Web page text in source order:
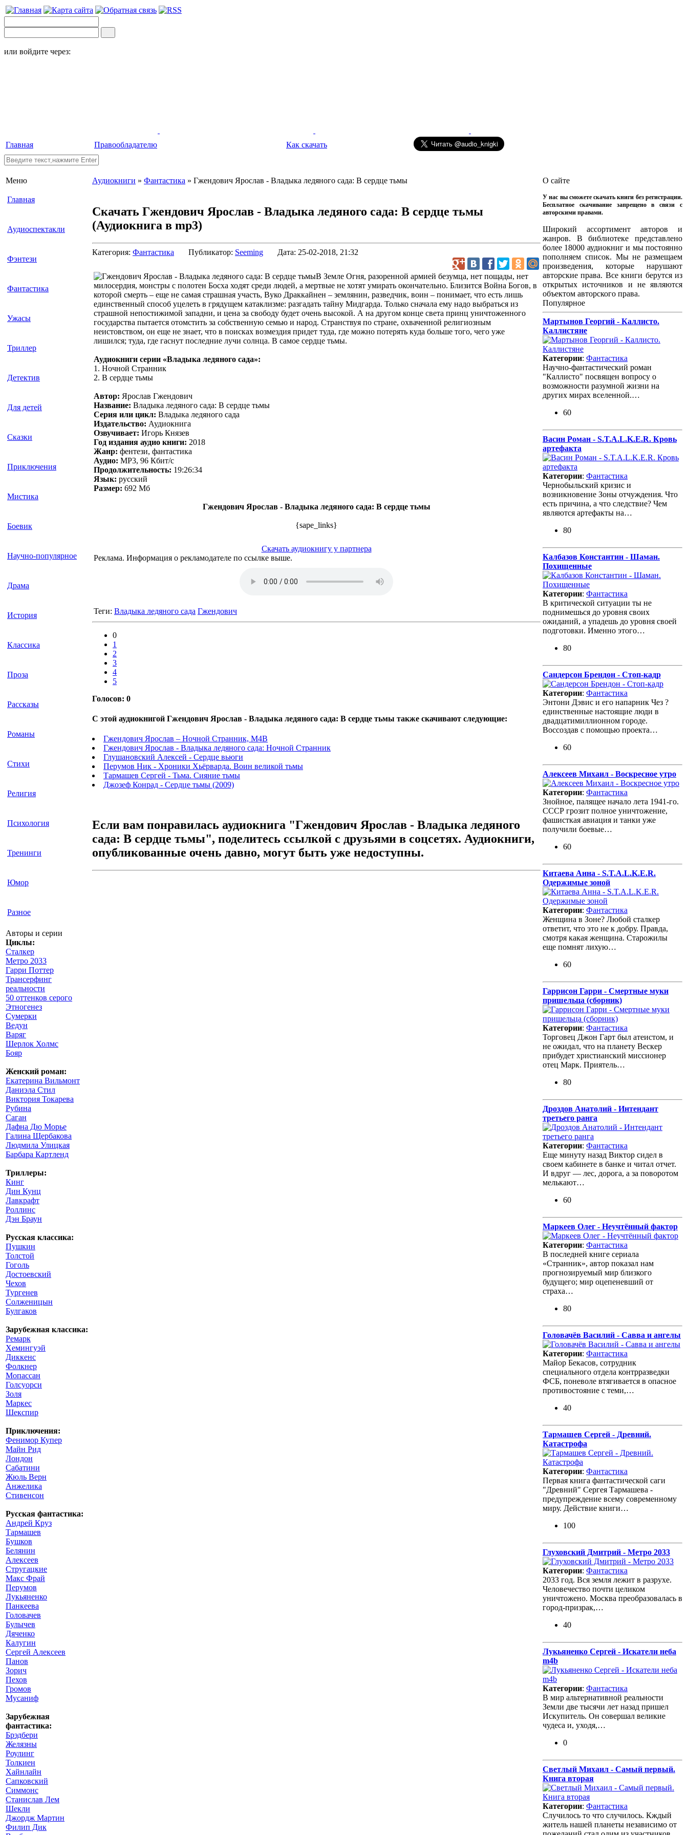
или войдите через:
Главная Правообладателю Как скачать
Меню
Главная
Аудиоспектакли
Фэнтези
Фантастика
Ужасы
Триллер
Детектив
Для детей
Сказки
Приключения
Мистика
Боевик
Научно-популярное
Драма
История
Классика
Проза
Рассказы
Романы
Стихи
Религия
Психология
Тренинги
Юмор
Разное
Авторы и серии
Циклы:
Сталкер
Метро 2033
Гарри Поттер
Трансерфинг
реальности
50 оттенков серого
Этногенез
Сумерки
Ведун
Варяг
Шерлок Холмс
Бояр
Женский роман:
Екатерина Вильмонт
Даниэла Стил
Виктория Токарева
Рубина
Саган
Дафна Дю Морье
Галина Щербакова
Людмила Улицкая
Барбара Картленд
Триллеры:
Кинг
Дин Кунц
Лавкрафт
Роллинс
Дэн Браун
Русская классика:
Пушкин
Толстой
Гоголь
Достоевский
Чехов
Тургенев
Солженицын
Булгаков
Зарубежная классика:
Ремарк
Хемингуэй
Диккенс
Фолкнер
Мопассан
Голсуорси
Золя
Маркес
Шекспир
Приключения:
Фенимор Купер
Майн Рид
Лондон
Сабатини
Жюль Верн
Анжелика
Стивенсон
Русская фантастика:
Андрей Круз
Тармашев
Бушков
Белянин
Алексеев
Стругацкие
Макс Фрай
Перумов
Лукьяненко
Панкеева
Головачев
Булычев
Дяченко
Калугин
Сергей Алексеев
Панов
Зорич
Пехов
Громов
Мусаниф
Зарубежная
фантастика:
Брэдбери
Желязны
Роулинг
Толкиен
Хайнлайн
Сапковский
Симмонс
Станислав Лем
Шекли
Джордж Мартин
Филип Дик
Аудиокниги » Фантастика » Гжендович Ярослав - Владыка ледяного сада: В сердце тьмы
Скачать Гжендович Ярослав - Владыка ледяного сада: В сердце тьмы
(Аудиокнига в mp3)
Категория: Фантастика Публикатор: Seeming Дата: 25-02-2018, 21:32
В Земле Огня, разоренной армией безумца, нет пощады, нет
милосердия, монстры с полотен Босха ходят среди людей, а мертвые не хотят умирать окончательно. Близится Война Богов, в
которой смерть – еще не самая страшная участь, Вуко Драккайнен – землянин, разведчик, воин – понимает, что есть лишь
единственный способ уцелеть в грядущем катаклизме: разгадать тайну Мидгарда. Только сначала ему надо выбраться из
страшной непостижимой западни, и цена за свободу будет очень высокой. А на другом конце света принц уничтоженного
государства пытается отомстить за собственную семью и народ. Странствуя по стране, охваченной религиозным
неистовством, он еще не знает, что в поисках возмездия придет туда, где можно потерять куда больше того, чего уже
лишился; туда, где гаснут последние лучи солнца. В самое сердце тьмы.
Аудиокниги серии «Владыка ледяного сада»:
1. Ночной Странник
2. В сердце тьмы
Автор: Ярослав Гжендович
Название: Владыка ледяного сада: В сердце тьмы
Серия или цикл: Владыка ледяного сада
Издательство: Аудиокнига
Озвучивает: Игорь Князев
Год издания аудио книги: 2018
Жанр: фентези, фантастика
Аудио: MP3, 96 Кбит/с
Продолжительность: 19:26:34
Язык: русский
Размер: 692 Mб
Гжендович Ярослав - Владыка ледяного сада: В сердце тьмы
{sape_links}
Скачать аудиокнигу у партнера
Реклама. Информация о рекламодателе по ссылке выше.
Теги: Владыка ледяного сада Гжендович
0
1
2
3
4
5
Голосов: 0
С этой аудиокнигой Гжендович Ярослав - Владыка ледяного сада: В сердце тьмы также скачивают следующие:
Гжендович Ярослав – Ночной Странник, М4В
Гжендович Ярослав - Владыка ледяного сада: Ночной Странник
Глушановский Алексей - Сердце вьюги
Перумов Ник - Хроники Хьёрварда. Воин великой тьмы
Тармашев Сергей - Тьма. Сияние тьмы
Джозеф Конрад - Сердце тьмы (2009)
Если вам понравилась аудиокнига "Гжендович Ярослав - Владыка ледяного
сада: В сердце тьмы", поделитесь ссылкой с друзьями в соцсетях. Аудиокниги,
опубликованные очень давно, могут быть уже недоступны.
О сайте
У нас вы сможете скачать книги без регистрации.
Бесплатное скачивание запрещено в связи с
авторскими правами.
Широкий ассортимент авторов и
жанров. В библиотеке представлено
более 18000 аудиокниг и мы постоянно
пополняем список. Мы не размещаем
произведения, которые нарушают
авторские права. Все книги берутся из
открытых источников и не являются
объектом авторского права.
Популярное
Мартынов Георгий - Каллисто.
Каллистяне
Категории: Фантастика
Научно-фантастический роман
"Каллисто" посвящен вопросу о
возможности разумной жизни на
других мирах вселенной.…
60
Васин Роман - S.T.A.L.K.E.R. Кровь
артефакта
Категории: Фантастика
Чернобыльский кризис и
возникновение Зоны отчуждения. Что
есть причина, а что следствие? Чем
являются артефакты на…
80
Калбазов Константин - Шаман.
Похищенные
Категории: Фантастика
В критической ситуации ты не
поднимешься до уровня своих
ожиданий, а упадешь до уровня своей
подготовки. Именно этого…
80
Сандерсон Брендон - Стоп-кадр
Категории: Фантастика
Энтони Дэвис и его напарник Чез ?
единственные настоящие люди в
двадцатимиллионном городе.
Воссоздав с помощью проекта…
60
Алексеев Михаил - Воскресное утро
Категории: Фантастика
Знойное, палящее начало лета 1941-го.
СССР грозит полное уничтожение,
фашисткая авиация и танки уже
получили боевые…
60
Китаева Анна - S.T.A.L.K.E.R.
Одержимые зоной
Категории: Фантастика
Женщина в Зоне? Любой сталкер
ответит, что это не к добру. Правда,
смотря какая женщина. Старожилы
еще помнят лихую…
60
Гаррисон Гарри - Смертные муки
пришельца (сборник)
Категории: Фантастика
Торговец Джон Гарт был атеистом, и
не ожидал, что на планету Вескер
прибудет христианский миссионер
отец Марк. Приятель…
80
Дроздов Анатолий - Интендант
третьего ранга
Категории: Фантастика
Еще минуту назад Виктор сидел в
своем кабинете в банке и читал отчет.
И вдруг — лес, дорога, а за поворотом
мелькают…
60
Маркеев Олег - Неучтённый фактор
Категории: Фантастика
В последней книге сериала
«Странник», автор показал нам
прогнозируемый мир близкого
будущего; мир оцепеневший от
страха…
80
Головачёв Василий - Савва и ангелы
Категории: Фантастика
Майор Бекасов, сотрудник
специального отдела контрразведки
ФСБ, поневоле втягивается в опасное
противостояние с теми,…
40
Тармашев Сергей - Древний.
Катастрофа
Категории: Фантастика
Первая книга фантастической саги
"Древний" Сергея Тармашева -
предупреждение всему современному
миру. Действие книги…
100
Глуховский Дмитрий - Метро 2033
Категории: Фантастика
2033 год. Вся земля лежит в разрухе.
Человечество почти целиком
уничтожено. Москва преобразовалась в
город-призрак,…
40
Лукьяненко Сергей - Искатели неба
m4b
Категории: Фантастика
В мир альтернативной реальности
Земли две тысячи лет назад пришел
Искупитель. Он совершал великие
чудеса и, уходя,…
0
Светлый Михаил - Самый первый.
Книга вторая
Категории: Фантастика
Случилось то что случилось. Кждый
житель нашей планеты независимо от